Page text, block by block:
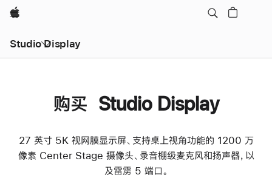
Apple
Studio Display
购买 Studio Display
27 英寸 5K 视网膜显示屏、支持桌上视角功能的 1200 万
像素 Center Stage 摄像头、录音棚级麦克风和扬声器，以
及雷雳 5 端口。